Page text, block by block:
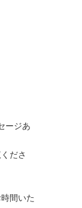
ージあ
ださ
間いた